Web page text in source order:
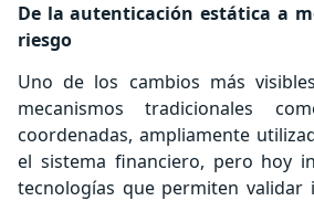
De la autenticación estática a
riesgo
Uno de los cambios más
mecanismos tradicionales
coordenadas, ampliamente
el sistema financiero, pero hoy
tecnologías que permiten validar